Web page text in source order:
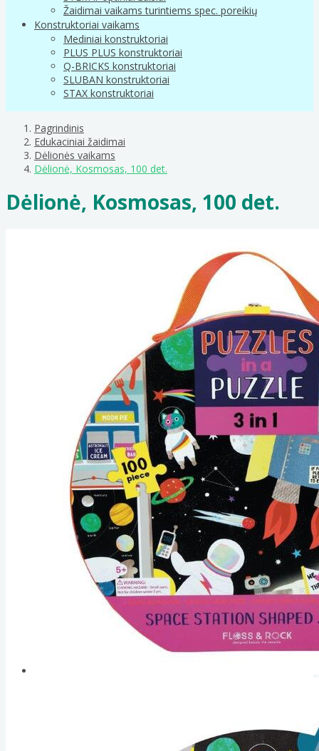
Žaidimai vaikams turintiems spec. poreikių
Konstruktoriai vaikams
Mediniai konstruktoriai
PLUS PLUS konstruktoriai
Q-BRICKS konstruktoriai
SLUBAN konstruktoriai
STAX konstruktoriai
Pagrindinis
Edukaciniai žaidimai
Dėlionės vaikams
Dėlionė, Kosmosas, 100 det.
Dėlionė, Kosmosas, 100 det.